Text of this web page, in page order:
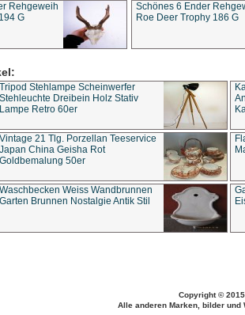
Rehgeweih
G
Schönes 6 Ender
Roe Deer Trophy 186 G
Tripod Stehlampe Scheinwerfer
Stehleuchte Dreibein Holz Stativ
Lampe Retro 60er
Vintage 21 Tlg. Porzellan Teeservice
Japan China Geisha Rot
Goldbemalung 50er
Waschbecken Weiss Wandbrunnen
Garten Brunnen Nostalgie Antik Stil
Copyright ©
Alle anderen Marken, bilder und